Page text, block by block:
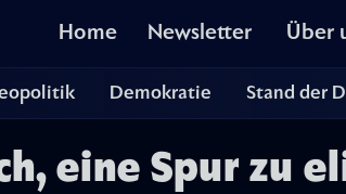
Home Newsletter Über
Demokratie Stand der
eine Spur zu